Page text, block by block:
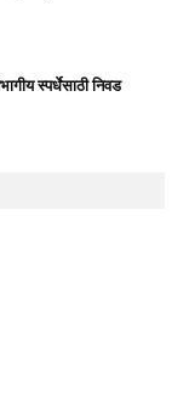
स्पर्धेसाठी निवड